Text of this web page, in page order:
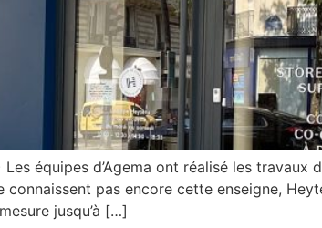
équipes d’Agema ont réalisé les travaux
pas encore cette enseigne,
jusqu’à […]